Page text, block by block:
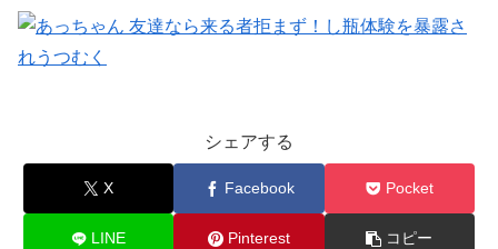
シェアする
X Facebook Pocket
LINE Pinterest コピー